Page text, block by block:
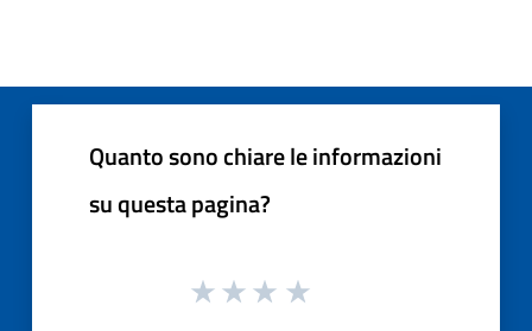
Quanto sono chiare le informazioni
su questa pagina?